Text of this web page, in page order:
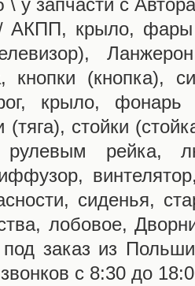
\ у запчасти с
крыло, фары
кнопки (кнопка),
крыло, фонарь
(тяга), стойки
рулевым рейка,
сиденья,
лобовое,
заказ из
с 8:30 до